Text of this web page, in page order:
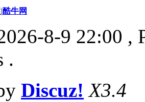
|酷牛网
8-9 22:00 ,
.
Discuz! X3.4